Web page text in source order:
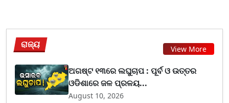
ରାଜ୍ୟ View More
ଅଗଷ୍ଟ ୧୩ରେ ଲଘୁଚାପ : ପୂର୍ବ ଓ ଉତ୍ତର
ଓଡିଶାରେ ଜଳ ପ୍ରଳୟ...
August 10, 2026